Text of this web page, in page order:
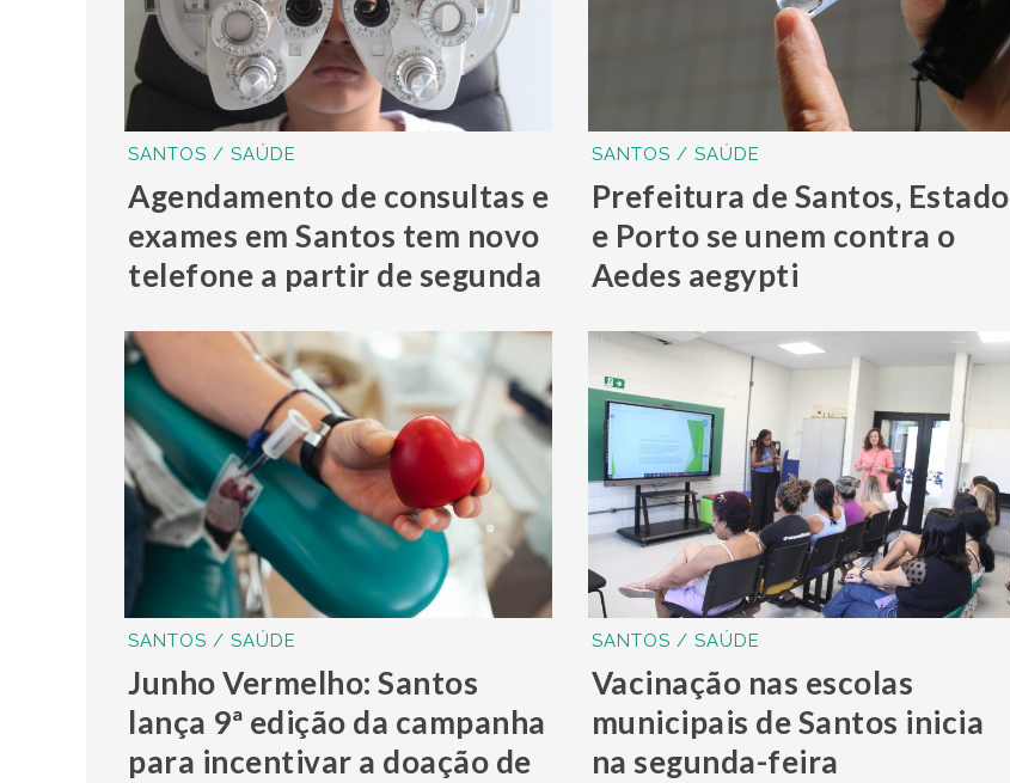
SANTOS / SAÚDE
Agendamento de consultas e
exames em Santos tem novo
telefone a partir de segunda
SANTOS / SAÚDE
Prefeitura de Santos, Estado
e Porto se unem contra o
Aedes aegypti
SANTOS / SAÚDE
Junho Vermelho: Santos
lança 9ª edição da campanha
para incentivar a doação de
SANTOS / SAÚDE
Vacinação nas escolas
municipais de Santos inicia
na segunda-feira